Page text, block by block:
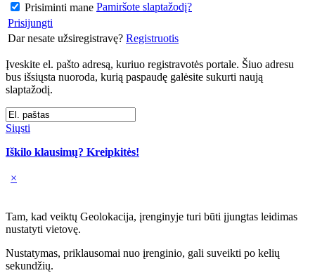
Prisiminti mane Pamiršote slaptažodį?
Prisijungti
Dar nesate užsiregistravę? Registruotis
Įveskite el. pašto adresą, kuriuo registravotės portale. Šiuo adresu
bus išsiųsta nuoroda, kurią paspaudę galėsite sukurti naują
slaptažodį.
Siųsti
Iškilo klausimų? Kreipkitės!
×
Tam, kad veiktų Geolokacija, įrenginyje turi būti įjungtas leidimas
nustatyti vietovę.
Nustatymas, priklausomai nuo įrenginio, gali suveikti po kelių
sekundžių.